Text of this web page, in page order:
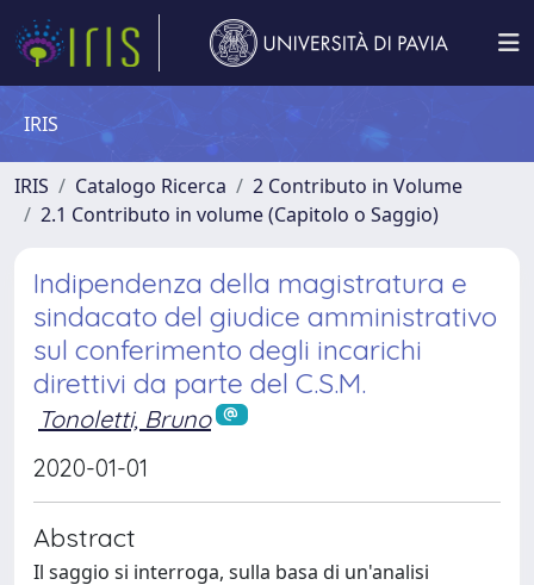
IRIS
IRIS Catalogo Ricerca
2 Contributo in Volume
2.1 Contributo in volume (Capitolo o Saggio)
Indipendenza della magistratura e
sindacato del giudice amministrativo
sul conferimento degli incarichi
direttivi da parte del C.S.M.
Tonoletti, Bruno
2020-01-01
Abstract
Il saggio si interroga, sulla basa di un'analisi